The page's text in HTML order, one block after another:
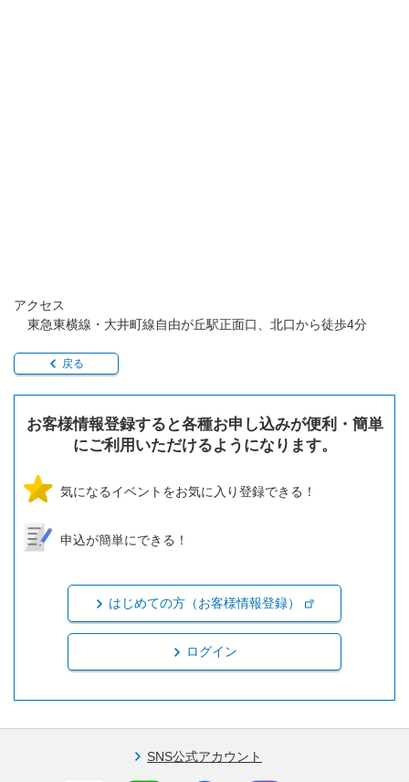
アクセス
東急東横線・大井町線自由が丘駅正面口、北口から徒歩4分
戻る
お客様情報登録すると各種お申し込みが便利・簡単
にご利用いただけるようになります。
気になるイベントをお気に入り登録できる！
申込が簡単にできる！
はじめての方（お客様情報登録）
ログイン
SNS公式アカウント